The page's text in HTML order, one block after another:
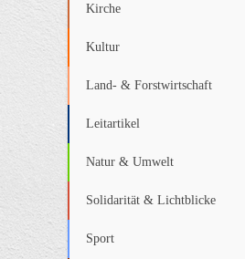
Kirche
Kultur
Land- & Forstwirtschaft
Leitartikel
Natur & Umwelt
Solidarität & Lichtblicke
Sport